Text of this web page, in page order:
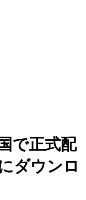
で正式配
ダウンロ